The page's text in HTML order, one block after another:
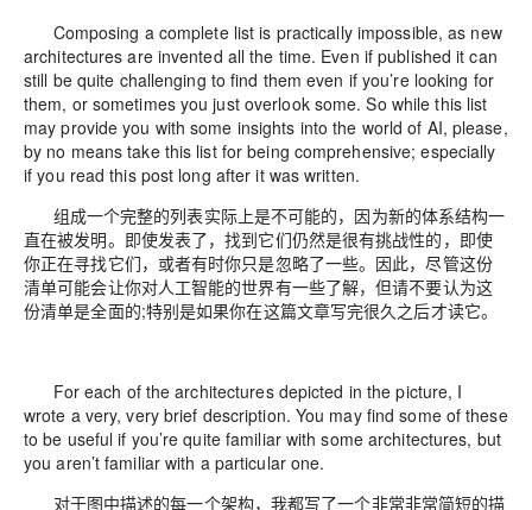
Composing a complete list is practically impossible, as new
architectures are invented all the time. Even if published it can
still be quite challenging to find them even if you’re looking for
them, or sometimes you just overlook some. So while this list
may provide you with some insights into the world of AI, please,
by no means take this list for being comprehensive; especially
if you read this post long after it was written.
组成一个完整的列表实际上是不可能的，因为新的体系结构一
直在被发明。即使发表了，找到它们仍然是很有挑战性的，即使
你正在寻找它们，或者有时你只是忽略了一些。因此，尽管这份
清单可能会让你对人工智能的世界有一些了解，但请不要认为这
份清单是全面的;特别是如果你在这篇文章写完很久之后才读它。
For each of the architectures depicted in the picture, I
wrote a very, very brief description. You may find some of these
to be useful if you’re quite familiar with some architectures, but
you aren’t familiar with a particular one.
对于图中描述的每一个架构，我都写了一个非常非常简短的描